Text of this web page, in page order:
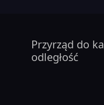
Przyrząd do
odległość